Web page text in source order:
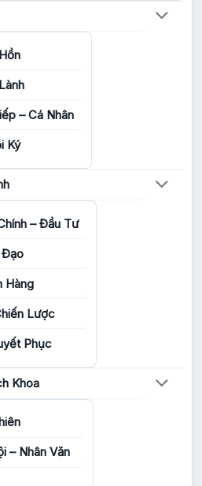
– Cá Nhân
Ký
– Đầu Tư
Đạo
Hàng
Lược
Phục
Khoa
– Nhân Văn